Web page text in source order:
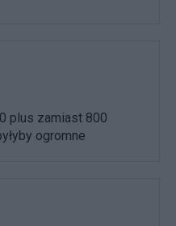
plus zamiast 800
ogromne